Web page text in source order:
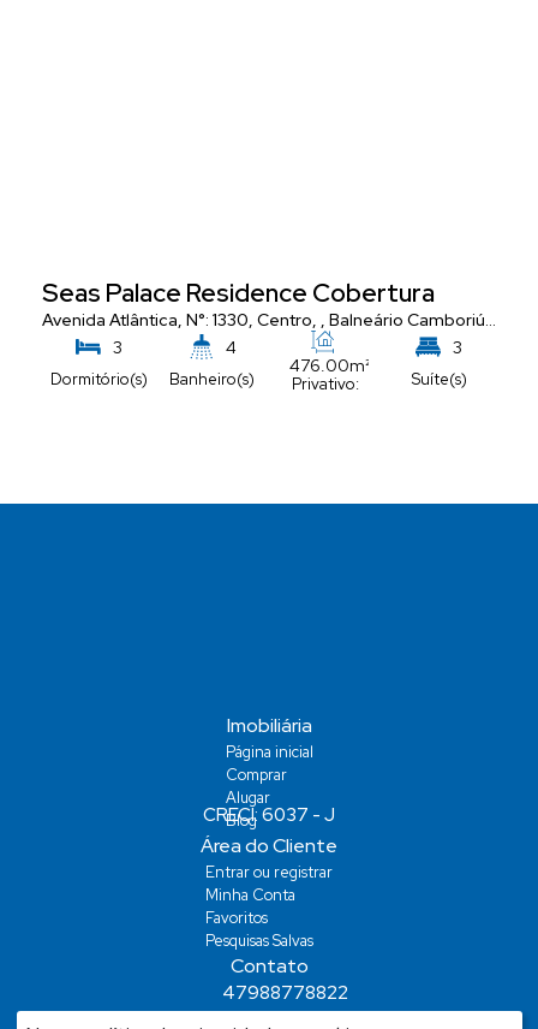
Seas Palace Residence Cobertura
Avenida Atlântica, N°: 1330, Centro , Balneário Camboriú,
3
Dormitório(s)
4
Banheiro(s) Privativo:
476.00m²
3
Suíte(s)
Imobiliária
Página inicial
Comprar
Alugar
Blog
Área do Cliente
Entrar ou registrar
Minha Conta
Favoritos
Pesquisas Salvas
Contato
47988778822